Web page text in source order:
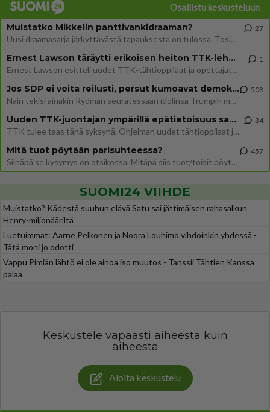
Osallistu keskusteluun
Muistatko Mikkelin panttivankidraaman?
Uusi draamasarja järkyttävästä tapauksesta on tulossa. Tositapahtumiin perustuva sarja ammentaa vuoden 1986 Mikkelin pan
27
Ernest Lawson täräytti erikoisen heiton TTK-lehdistötilaisuudessa: " Onko tässä tarkoituksena...?"
Ernest Lawson esitteli uudet TTK-tähtioppilaat ja opettajat torstaina 6.8. lehdistölle. Tulevalla kaudella on yksi hausk
1
Jos SDP ei voita reilusti, persut kumoavat demokratian Suomesta
Näin tekisi ainakin Rydman seuratessaan idolinsa Trumpin mallia https://www.is.fi/politiikka/art-2000012187244.html
508
Uuden TTK-juontajan ympärillä epätietoisuus sakenee - Nyt MTV hämmentää soppaa
TTK tulee taas tänä syksynä. Ohjelman uudet tähtioppilaat julkistetaan torstaina 6. elokuuta klo 14 alkavassa lehdistö
34
Mitä tuot pöytään parisuhteessa?
Siinäpä se kysymys on otsikossa. Mitäpä siis tuot/toisit pöytään parisuhteessa? Oletko mies vai nainen? Koetko sen mitä
457
SUOMI24 VIIHDE
Muistatko? Kädestä suuhun elävä Satu sai jättimäisen rahasalkun
Henry-miljonääriltä
Luetuimmat: Aarne Pelkonen ja Noora Louhimo vihdoinkin yhdessä -
Tätä moni jo odotti
Vappu Pimiän lähtö ei ole ainoa iso muutos - Tanssii Tähtien Kanssa
palaa
Keskustele vapaasti aiheesta kuin
aiheesta
Aloita keskustelu